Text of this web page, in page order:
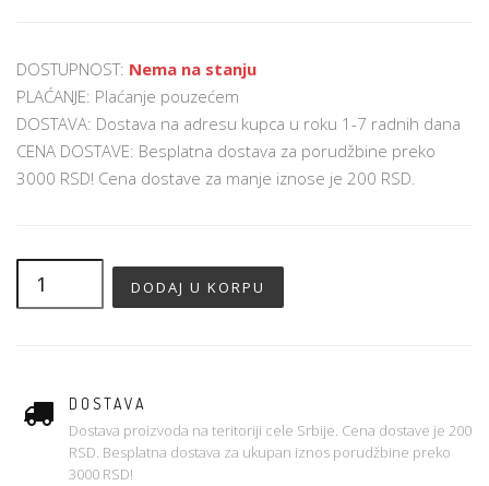
DOSTUPNOST: Nema na stanju
PLAĆANJE: Plaćanje pouzećem
DOSTAVA: Dostava na adresu kupca u roku 1-7 radnih dana
CENA DOSTAVE: Besplatna dostava za porudžbine preko
3000 RSD! Cena dostave za manje iznose je 200 RSD.
DOSTAVA
Dostava proizvoda na teritoriji cele Srbije. Cena dostave je 200
RSD. Besplatna dostava za ukupan iznos porudžbine preko
3000 RSD!